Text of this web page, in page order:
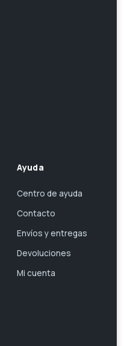
Ayuda
Centro de ayuda
Contacto
Envíos y entregas
Devoluciones
Mi cuenta